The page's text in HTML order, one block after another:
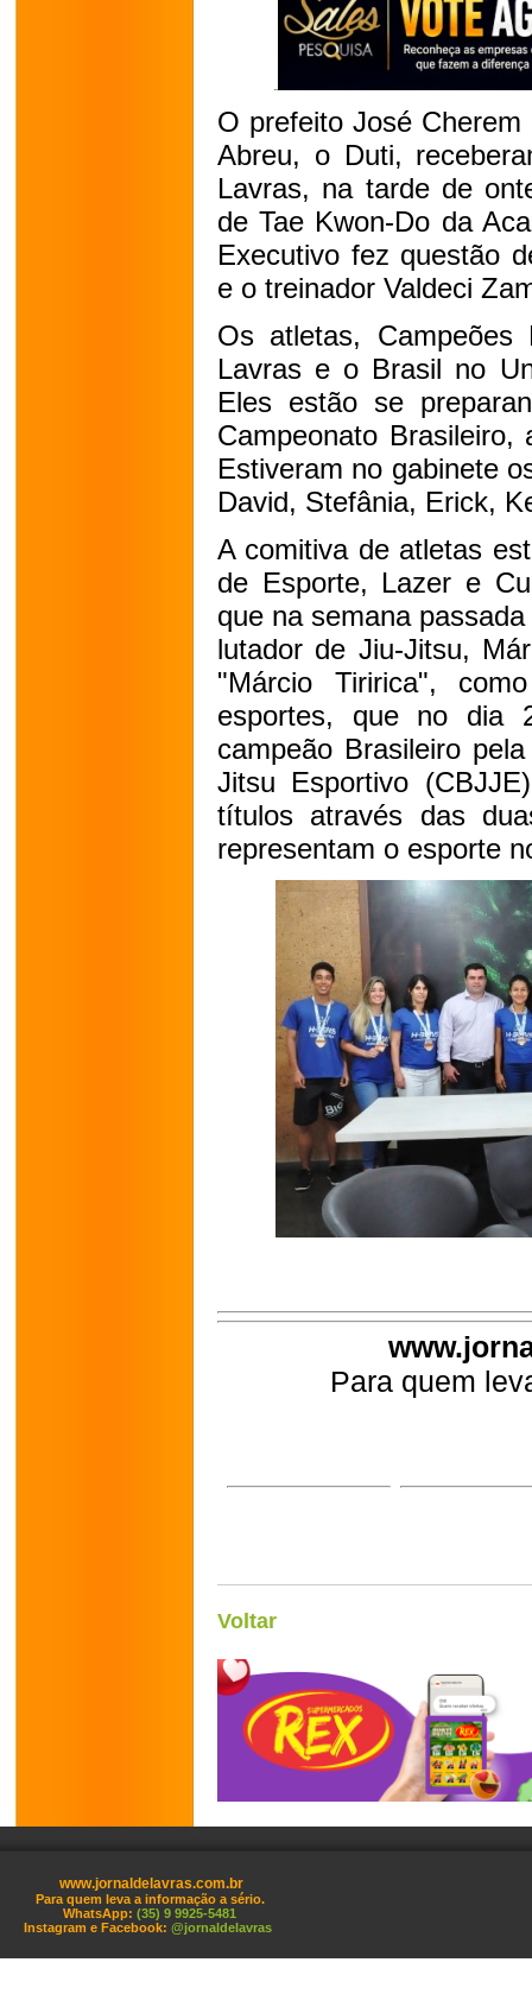
O prefeito José
Abreu, o Duti,
Lavras, na tarde de
de Tae Kwon-Do da
Executivo fez questão
e o treinador Valdeci
Os atletas, Campeões
Lavras e o Brasil no
Eles estão se
Campeonato
Estiveram no gabinete
David, Stefânia, Erick,
A comitiva de atletas
de Esporte, Lazer e
que na semana
lutador de Jiu-Jitsu,
"Márcio Tiririca",
esportes, que no dia
campeão Brasileiro
Jitsu Esportivo
títulos através das
representam o esporte
Para quem
Voltar
www.jornaldelavras.com.br
Para quem leva a informação a sério.
WhatsApp: (35) 9 9925-5481
Instagram e Facebook: @jornaldelavras